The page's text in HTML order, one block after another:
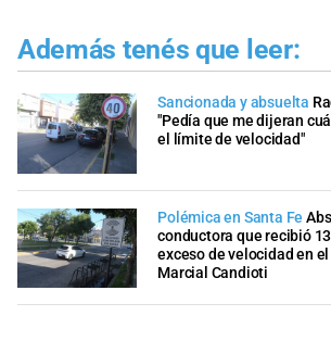
Además tenés que leer:
Sancionada y absuelta
"Pedía que me dijeran
el límite de velocidad"
Polémica en Santa Fe
conductora que recibió
exceso de velocidad en
Marcial Candioti